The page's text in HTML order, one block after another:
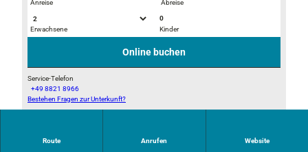
© Utz
© Utz
G
r
Anreise Abreise
Erwachsene
0
Kinder
Online buchen
Service-Telefon
+49 8821 8966
Bestehen Fragen zur Unterkunft?
Route Anrufen Website